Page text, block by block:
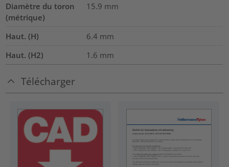
Diamètre du toron
(métrique)
15.9 mm
Haut. (H) 6.4 mm
Haut. (H2)
1.6 mm
Télécharger